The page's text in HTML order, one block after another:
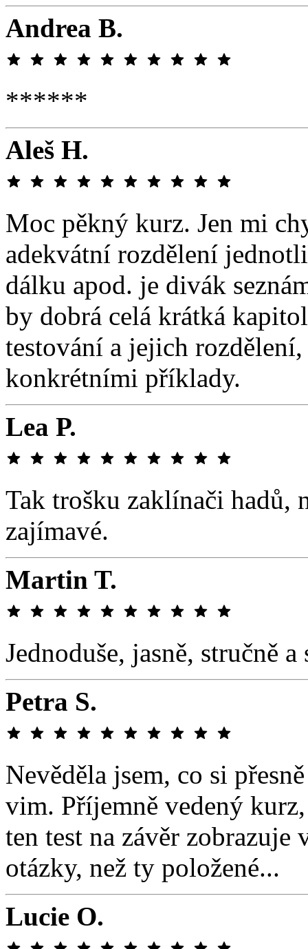
Andrea B.
******
Aleš H.
Moc pěkný kurz. Jen mi
adekvátní rozdělení
dálku apod. je divák
by dobrá celá krátká
testování a jejich
konkrétními příklady.
Lea P.
Tak trošku zaklínači hadů,
zajímavé.
Martin T.
Jednoduše, jasně, stručně
Petra S.
Nevěděla jsem, co si
vim. Příjemně vedený
ten test na závěr
otázky, než ty položené...
Lucie O.